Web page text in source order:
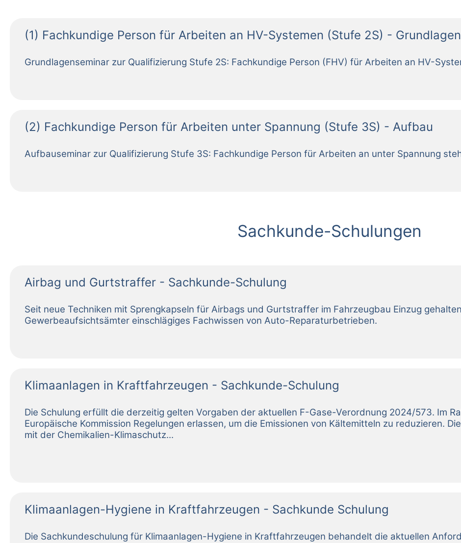
(1) Fachkundige Person für Arbeiten an HV-Systemen (Stufe 2S) - Grundlagen
(2) Fachkundige Person für Arbeiten unter Spannung (Stufe 3S) - Aufbau
Sachkunde-Schulungen
Airbag und Gurtstraffer - Sachkunde-Schulung
Klimaanlagen in Kraftfahrzeugen - Sachkunde-Schulung
Klimaanlagen-Hygiene in Kraftfahrzeugen - Sachkunde Schulung